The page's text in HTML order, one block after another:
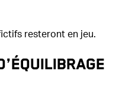
resteront en jeu.